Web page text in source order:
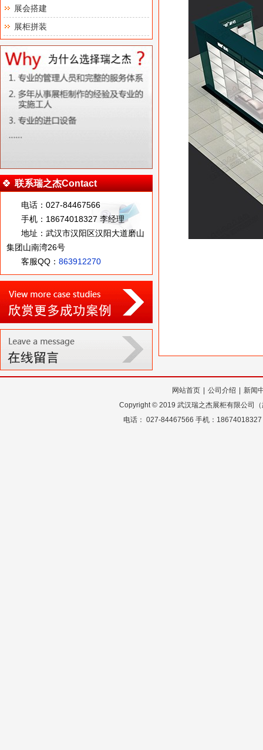
展会搭建
展柜拼装
联系瑞之杰Contact
电话：027-84467566
手机：18674018327 李经理
地址：武汉市汉阳区汉阳大道磨山
集团山南湾26号
客服QQ： 863912270
网站首页 公司介绍
新闻
Copyright© 2019 武汉瑞之杰展柜有限公司
电话： 027-84467566 手机：